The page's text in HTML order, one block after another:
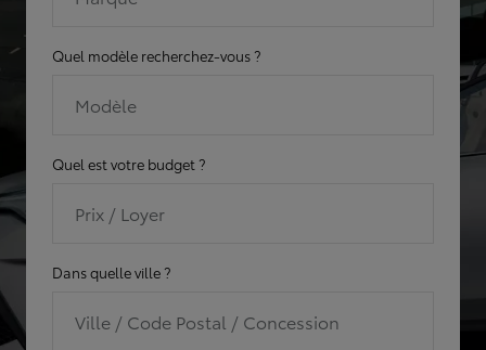
Quel modèle recherchez-vous ?
Modèle
Quel est votre budget ?
Prix / Loyer
Dans quelle ville ?
Ville / Code Postal / Concession